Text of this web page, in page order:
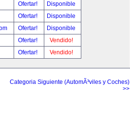
Ofertar!
Disponible
Ofertar!
Disponible
Ofertar!
Disponible
Ofertar!
Vendido!
Ofertar! Vendido!
Categoria Siguiente (AutomÃ³viles y Coches)
>>